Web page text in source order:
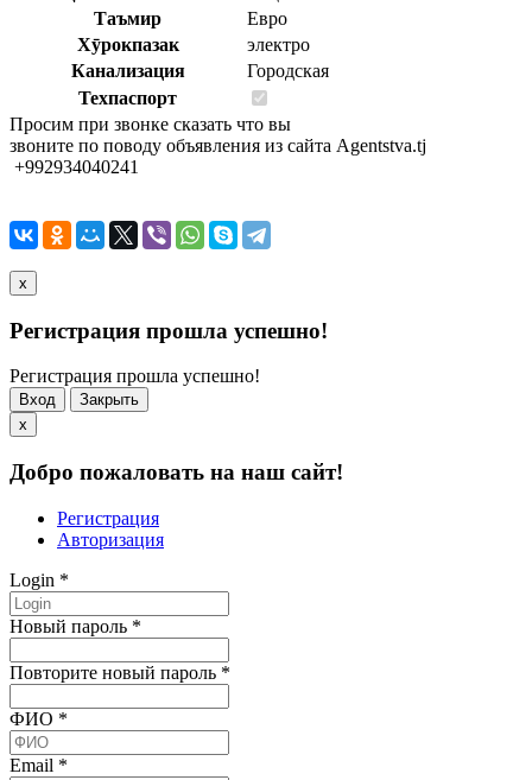
Таъмир
Евро
Хӯрокпазак
электро
Канализация
Городская
Техпаспорт
Просим при звонке сказать что вы
звоните по поводу объявления из сайта Agentstva.tj
+992934040241
x
Регистрация прошла успешно!
Регистрация прошла успешно!
Вход
Закрыть
x
Добро пожаловать на наш сайт!
Регистрация
Авторизация
Login *
Новый пароль *
Повторите новый пароль *
ФИО *
Email *